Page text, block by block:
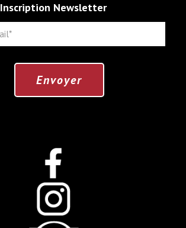
Inscription Newsletter